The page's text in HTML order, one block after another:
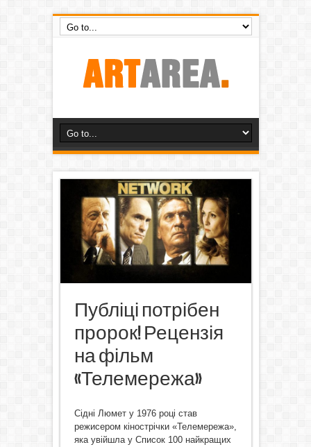
Публіці потрібен
пророк! Рецензія
на фільм
«Телемережа»
Сідні Люмет у 1976 році став
режисером кінострічки «Телемережа»,
яка увійшла у Список 100 найкращих